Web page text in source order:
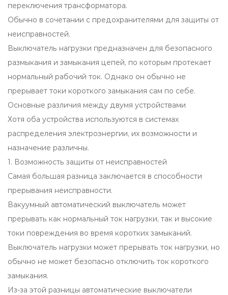
переключения трансформатора.
Обычно в сочетании с предохранителями для защиты от
неисправностей.
Выключатель нагрузки предназначен для безопасного
размыкания и замыкания цепей, по которым протекает
нормальный рабочий ток. Однако он обычно не
прерывает токи короткого замыкания сам по себе.
Основные различия между двумя устройствами
Хотя оба устройства используются в системах
распределения электроэнергии, их возможности и
назначение различны.
1. Возможность защиты от неисправностей
Самая большая разница заключается в способности
прерывания неисправности.
Вакуумный автоматический выключатель может
прерывать как нормальный ток нагрузки, так и высокие
токи повреждения во время коротких замыканий.
Выключатель нагрузки может прерывать ток нагрузки, но
обычно не может безопасно отключить ток короткого
замыкания.
Из-за этой разницы автоматические выключатели